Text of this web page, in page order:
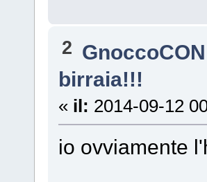
2
birraia!!!
« il: 2014-09-12
io ovviamente